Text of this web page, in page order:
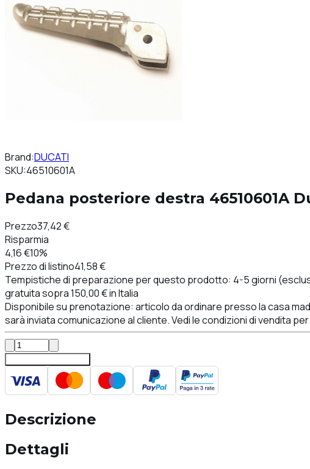
Brand:DUCATI
SKU:46510601A
Pedana posteriore destra 46510601A
Prezzo37,42 €
Risparmia
4,16 €10%
Prezzo di listino41,58 €
Tempistiche di preparazione per questo prodotto: 4-5 giorni
gratuita sopra 150,00 € in Italia
Disponibile su prenotazione: articolo da ordinare presso la casa
sarà inviata comunicazione al cliente. Vedi le condizioni di vendita
Descrizione
Dettagli